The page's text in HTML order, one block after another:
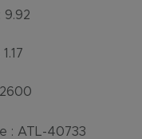
9.92
1.17
2600
: ATL-40733